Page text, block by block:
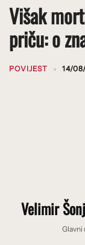
Višak
priču: o
POVIJEST 14/
Velimir
Glavni